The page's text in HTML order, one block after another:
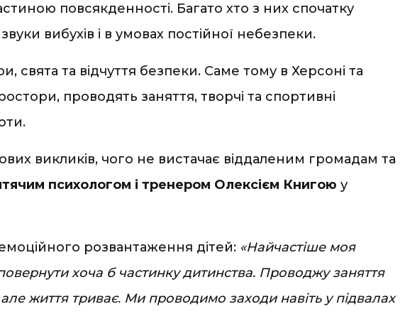
повсякденності. Багато хто з них спочатку
вибухів і в умовах постійної небезпеки.
свята та відчуття безпеки. Саме тому в Херсоні та
проводять заняття, творчі та спортивні
викликів, чого не вистачає віддаленим громадам та
психологом і тренером Олексієм Книгою у
розвантаження дітей: «Найчастіше моя
хоча б частинку дитинства. Проводжу заняття
життя триває. Ми проводимо заходи навіть у підвалах